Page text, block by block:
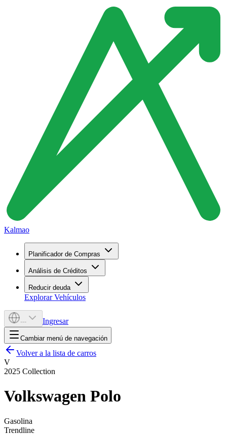
Kalmao
Planificador de Compras
Análisis de Créditos
Reducir deuda
Explorar Vehículos
--- Ingresar
Cambiar menú de navegación
Volver a la lista de carros
V
2025 Collection
Volkswagen Polo
Gasolina
Trendline